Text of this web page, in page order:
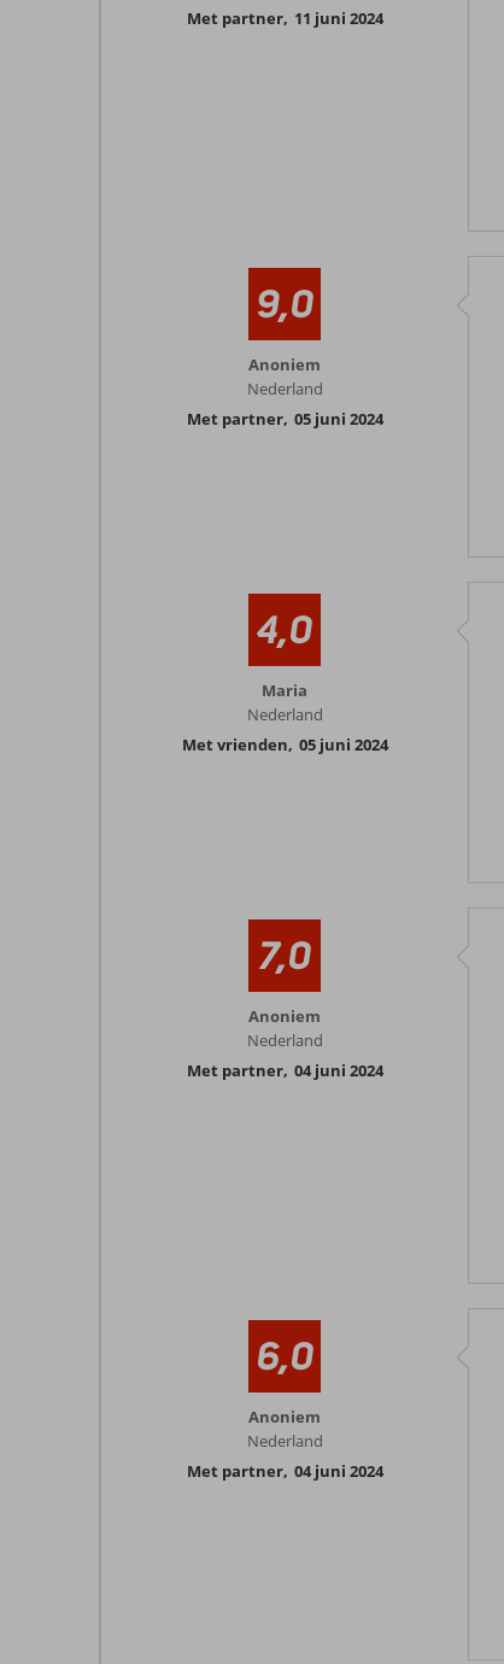
Met partner, 11 juni 2024
9,0
Anoniem
Nederland
Met partner, 05 juni 2024
4,0
Maria
Nederland
Met vrienden, 05 juni 2024
7,0
Anoniem
Nederland
Met partner, 04 juni 2024
6,0
Anoniem
Nederland
Met partner, 04 juni 2024